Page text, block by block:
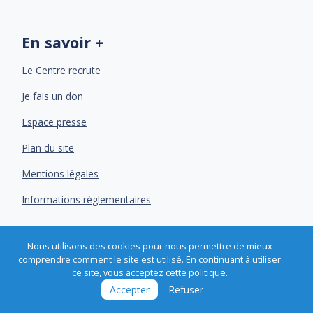
En savoir +
Le Centre recrute
Je fais un don
Espace presse
Plan du site
Mentions légales
Informations règlementaires
Centre Henri Becquerel © 2026 - Chaque jour, agir ensemble pour la vie -
Réalisation : Imagospirit
Nous utilisons des cookies pour nous permettre de mieux
comprendre comment le site est utilisé. En continuant à utiliser
ce site, vous acceptez cette politique.
Accepter Refuser